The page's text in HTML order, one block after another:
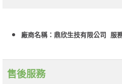
廠商名稱：鼎欣生技有限公司 服
售後服務